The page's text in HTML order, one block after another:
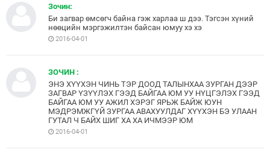
Зочин:
Би загвар өмсөгч байна гэж харлаа ш дээ. Тэгсэн хүний
нөөцийн мэргэжилтэн байсан юмуу хэ хэ
2016-04-01
ЗОЧИН :
ЭНЭ ХҮҮХЭН ЧИНЬ ТЭР ДООД ТАЛЫНХАА ЗУРГАН ДЭЭР
ЗАГВАР ҮЗҮҮЛЭХ ГЭЭД БАЙГАА ЮМ УУ НҮЦГЭЛЭХ ГЭЭД
БАЙГАА ЮМ УУ АЖИЛ ХЭРЭГ ЯРЬЖ БАЙЖ ЮУН
МЭДРЭМЖГҮЙ ЗУРГАА АВАХУУЛДАГ ХҮҮХЭН БЭ УЛААН
ГУТАЛ Ч БАЙХ ШИГ ХА ХА ИЧМЭЭР ЮМ
2016-04-01